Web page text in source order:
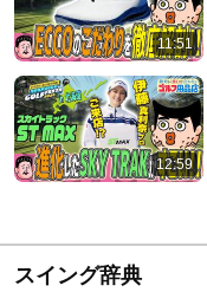
11:51
12:59
スイング辞典